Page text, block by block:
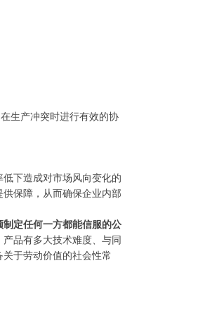
生产冲突时进行有效的协
下造成对市场风向变化的
保障，从而确保企业内部
定任何一方都能信服的公
品有多大技术难度、与同
于劳动价值的社会性常